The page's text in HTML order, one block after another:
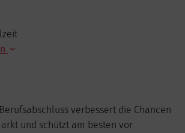
verbessert die Chancen
und schützt am besten vor